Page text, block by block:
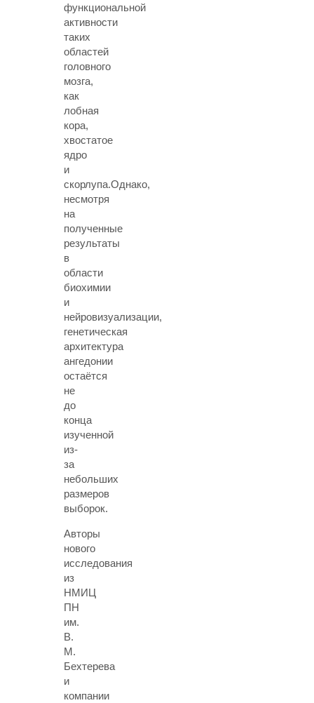
функциональной
активности
таких
областей
головного
мозга,
как
лобная
кора,
хвостатое
ядро
и
скорлупа.Однако,
несмотря
на
полученные
результаты
в
области
биохимии
и
нейровизуализации,
генетическая
архитектура
ангедонии
остаётся
не
до
конца
изученной
из-
за
небольших
размеров
выборок.
Авторы
нового
исследования
из
НМИЦ
ПН
им.
В.
М.
Бехтерева
и
компании